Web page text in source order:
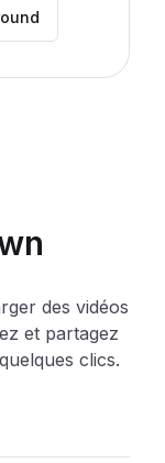
des vidéos
et partagez
clics.